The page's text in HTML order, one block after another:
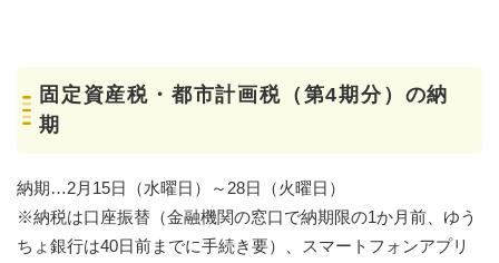
固定資産税・都市計画税（第4期分）の納
期
納期…2月15日（水曜日）～28日（火曜日）
※納税は口座振替（金融機関の窓口で納期限の1か月前、ゆう
ちょ銀行は40日前までに手続き要）、スマートフォンアプリ